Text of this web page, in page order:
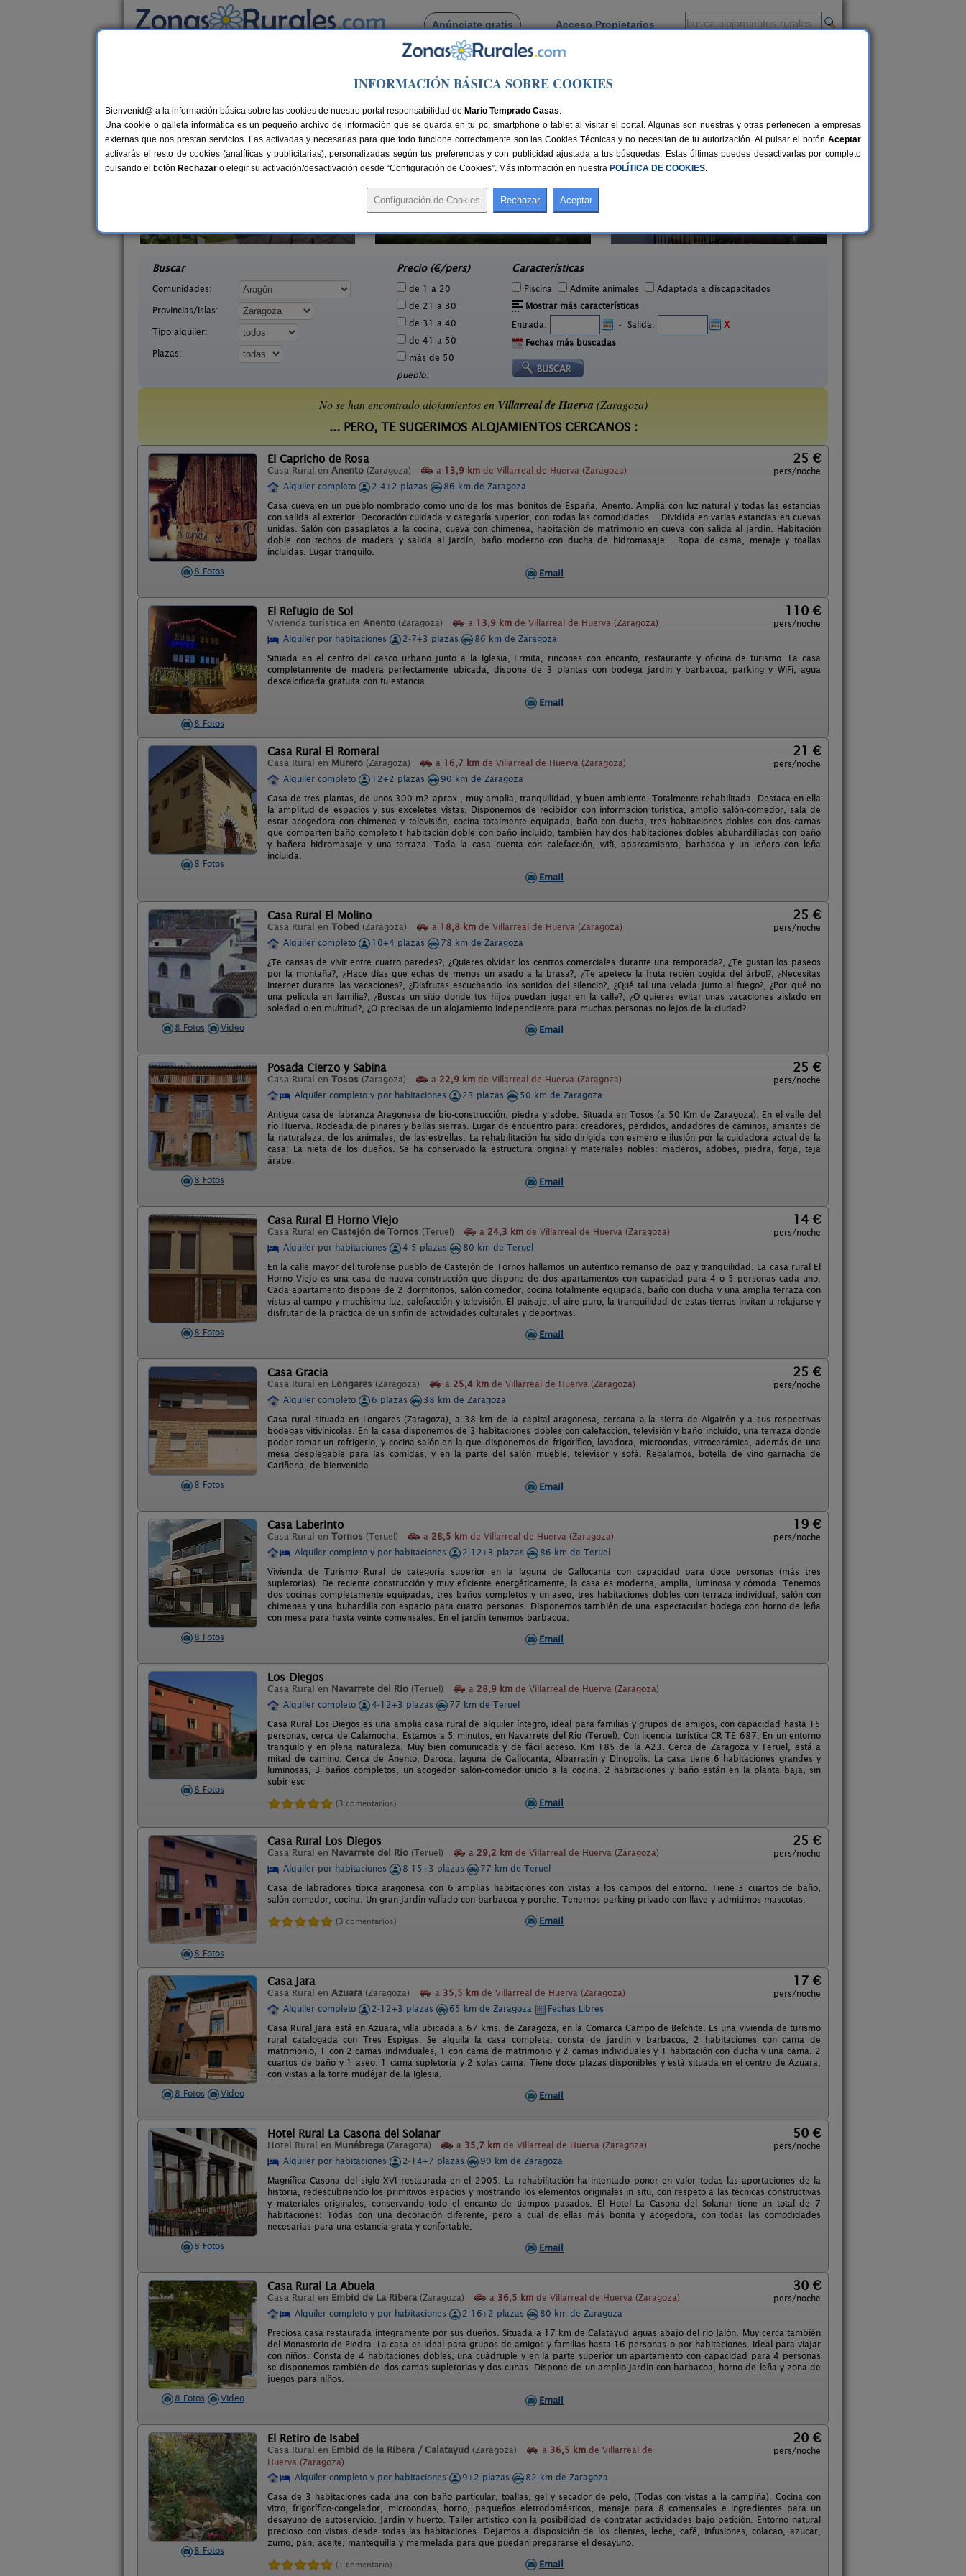
Anúnciate gratis Acceso Propietarios
Busca por pueblo
> Villarreal de Huerva
Casas Rurales cerca de Villarreal de Huerva
35 €
2-14+7 pers.
50 €
Hotel Rural La Casona del
Solanar
Buscar
Comunidades:
Provincias/Islas:
Tipo alquiler:
Plazas:
Precio (€/pers)
de 1 a 20
de 21 a 30
de 31 a 40
de 41 a 50
más de 50
pueblo:
Características
Piscina Admite animales
Adaptada a discapacitados
Mostrar más características
Entrada:
- Salida:
X
Fechas más buscadas
No se han encontrado alojamientos en Villarreal de Huerva (Zaragoza)
... PERO, TE SUGERIMOS ALOJAMIENTOS CERCANOS :
8 Fotos
El Capricho de Rosa
Casa Rural en Anento (Zaragoza) a 13,9 km de Villarreal de Huerva (Zaragoza)
25 €
pers/noche
Alquiler completo
2-4+2 plazas
86 km de Zaragoza
Casa cueva en un pueblo nombrado como uno de los más bonitos de España, Anento. Amplia con luz natural y todas las estancias
con salida al exterior. Decoración cuidada y categoría superior, con todas las comodidades... Dividida en varias estancias en cuevas
unidas. Salón con pasaplatos a la cocina, cueva con chimenea, habitación de matrimonio en cueva con salida al jardín. Habitación
doble con techos de madera y salida al jardín, baño moderno con ducha de hidromasaje... Ropa de cama, menaje y toallas
incluidas. Lugar tranquilo.
Email
8 Fotos
El Refugio de Sol
Vivienda turística en Anento (Zaragoza) a 13,9 km de Villarreal de Huerva (Zaragoza)
110 €
pers/noche
Alquiler por habitaciones
2-7+3 plazas
86 km de Zaragoza
Situada en el centro del casco urbano junto a la Iglesia, Ermita, rincones con encanto, restaurante y oficina de turismo. La casa
completamente de madera perfectamente ubicada, dispone de 3 plantas con bodega jardín y barbacoa, parking y WiFi, agua
descalcificada gratuita con tu estancia.
Email
8 Fotos
Casa Rural El Romeral
Casa Rural en Murero (Zaragoza) a 16,7 km de Villarreal de Huerva (Zaragoza)
21 €
pers/noche
Alquiler completo
12+2 plazas
90 km de Zaragoza
Casa de tres plantas, de unos 300 m2 aprox., muy amplia, tranquilidad, y buen ambiente. Totalmente rehabilitada. Destaca en ella
la amplitud de espacios y sus exceletes vistas. Disponemos de recibidor con información turística, amplio salón-comedor, sala de
estar acogedora con chimenea y televisión, cocina totalmente equipada, baño con ducha, tres habitaciones dobles con dos camas
que comparten baño completo t habitación doble con baño incluído, también hay dos habitaciones dobles abuhardilladas con baño
y bañera hidromasaje y una terraza. Toda la casa cuenta con calefacción, wifi, aparcamiento, barbacoa y un leñero con leña
incluída.
Email
8 Fotos Video
Casa Rural El Molino
Casa Rural en Tobed (Zaragoza) a 18,8 km de Villarreal de Huerva (Zaragoza)
25 €
pers/noche
Alquiler completo
10+4 plazas
78 km de Zaragoza
¿Te cansas de vivir entre cuatro paredes?, ¿Quieres olvidar los centros comerciales durante una temporada?, ¿Te gustan los paseos
por la montaña?, ¿Hace días que echas de menos un asado a la brasa?, ¿Te apetece la fruta recién cogida del árbol?, ¿Necesitas
Internet durante las vacaciones?, ¿Disfrutas escuchando los sonidos del silencio?, ¿Qué tal una velada junto al fuego?, ¿Por qué no
una película en familia?, ¿Buscas un sitio donde tus hijos puedan jugar en la calle?, ¿O quieres evitar unas vacaciones aislado en
soledad o en multitud?, ¿O precisas de un alojamiento independiente para muchas personas no lejos de la ciudad?.
Email
8 Fotos
Posada Cierzo y Sabina
Casa Rural en Tosos (Zaragoza) a 22,9 km de Villarreal de Huerva (Zaragoza)
25 €
pers/noche
Alquiler completo y por habitaciones
23 plazas
50 km de Zaragoza
Antigua casa de labranza Aragonesa de bio-construcción: piedra y adobe. Situada en Tosos (a 50 Km de Zaragoza). En el valle del
río Huerva. Rodeada de pinares y bellas sierras. Lugar de encuentro para: creadores, perdidos, andadores de caminos, amantes de
la naturaleza, de los animales, de las estrellas. La rehabilitación ha sido dirigida con esmero e ilusión por la cuidadora actual de la
casa: La nieta de los dueños. Se ha conservado la estructura original y materiales nobles: maderos, adobes, piedra, forja, teja
árabe.
Email
8 Fotos
Casa Rural El Horno Viejo
Casa Rural en Castejón de Tornos (Teruel) a 24,3 km de Villarreal de Huerva (Zaragoza)
14 €
pers/noche
Alquiler por habitaciones
4-5 plazas
80 km de Teruel
En la calle mayor del turolense pueblo de Castejón de Tornos hallamos un auténtico remanso de paz y tranquilidad. La casa rural El
Horno Viejo es una casa de nueva construcción que dispone de dos apartamentos con capacidad para 4 o 5 personas cada uno.
Cada apartamento dispone de 2 dormitorios, salón comedor, cocina totalmente equipada, baño con ducha y una amplia terraza con
vistas al campo y muchísima luz, calefacción y televisión. El paisaje, el aire puro, la tranquilidad de estas tierras invitan a relajarse y
disfrutar de la práctica de un sinfín de actividades culturales y deportivas.
Email
8 Fotos
Casa Gracia
Casa Rural en Longares (Zaragoza) a 25,4 km de Villarreal de Huerva (Zaragoza)
25 €
pers/noche
Alquiler completo
6 plazas
38 km de Zaragoza
Casa rural situada en Longares (Zaragoza), a 38 km de la capital aragonesa, cercana a la sierra de Algairén y a sus respectivas
bodegas vitivinícolas. En la casa disponemos de 3 habitaciones dobles con calefacción, televisión y baño incluido, una terraza donde
poder tomar un refrigerio, y cocina-salón en la que disponemos de frigorífico, lavadora, microondas, vitrocerámica, además de una
mesa desplegable para las comidas, y en la parte del salón mueble, televisor y sofá. Regalamos, botella de vino garnacha de
Cariñena, de bienvenida
Email
8 Fotos
Casa Laberinto
Casa Rural en Tornos (Teruel) a 28,5 km de Villarreal de Huerva (Zaragoza)
19 €
pers/noche
Alquiler completo y por habitaciones
2-12+3 plazas
86 km de Teruel
Vivienda de Turismo Rural de categoría superior en la laguna de Gallocanta con capacidad para doce personas (más tres
supletorias). De reciente construcción y muy eficiente energéticamente, la casa es moderna, amplia, luminosa y cómoda. Tenemos
dos cocinas completamente equipadas, tres baños completos y un aseo, tres habitaciones dobles con terraza individual, salón con
chimenea y una buhardilla con espacio para cuatro personas. Disponemos también de una espectacular bodega con horno de leña
con mesa para hasta veinte comensales. En el jardín tenemos barbacoa.
Email
8 Fotos
Los Diegos
Casa Rural en Navarrete del Río (Teruel) a 28,9 km de Villarreal de Huerva (Zaragoza)
Alquiler completo
4-12+3 plazas
77 km de Teruel
Casa Rural Los Diegos es una amplia casa rural de alquiler íntegro, ideal para familias y grupos de amigos, con capacidad hasta 15
personas, cerca de Calamocha. Estamos a 5 minutos, en Navarrete del Río (Teruel). Con licencia turística CR TE 687. En un entorno
tranquilo y en plena naturaleza. Muy bien comunicada y de fácil acceso. Km 185 de la A23. Cerca de Zaragoza y Teruel, está a
mitad de camino. Cerca de Anento, Daroca, laguna de Gallocanta, Albarracín y Dinopolis. La casa tiene 6 habitaciones grandes y
luminosas, 3 baños completos, un acogedor salón-comedor unido a la cocina. 2 habitaciones y baño están en la planta baja, sin
subir esc
(3 comentarios) Email
8 Fotos
Casa Rural Los Diegos
Casa Rural en Navarrete del Río (Teruel) a 29,2 km de Villarreal de Huerva (Zaragoza)
25 €
pers/noche
Alquiler por habitaciones
8-15+3 plazas
77 km de Teruel
Casa de labradores típica aragonesa con 6 amplias habitaciones con vistas a los campos del entorno. Tiene 3 cuartos de baño,
salón comedor, cocina. Un gran jardín vallado con barbacoa y porche. Tenemos parking privado con llave y admitimos mascotas.
(3 comentarios) Email
8 Fotos Video
Casa Jara
Casa Rural en Azuara (Zaragoza) a 35,5 km de Villarreal de Huerva (Zaragoza)
17 €
pers/noche
Alquiler completo
2-12+3 plazas 65 km de Zaragoza
Fechas Libres
Casa Rural Jara está en Azuara, villa ubicada a 67 kms. de Zaragoza, en la Comarca Campo de Belchite. Es una vivienda de turismo
rural catalogada con Tres Espigas. Se alquila la casa completa, consta de jardín y barbacoa, 2 habitaciones con cama de
matrimonio, 1 con 2 camas individuales, 1 con cama de matrimonio y 2 camas individuales y 1 habitación con ducha y una cama. 2
cuartos de baño y 1 aseo. 1 cama supletoria y 2 sofas cama. Tiene doce plazas disponibles y está situada en el centro de Azuara,
con vistas a la torre mudéjar de la Iglesia.
Email
8 Fotos
Hotel Rural La Casona del Solanar
Hotel Rural en Munébrega (Zaragoza) a 35,7 km de Villarreal de Huerva (Zaragoza)
50 €
pers/noche
Alquiler por habitaciones
2-14+7 plazas
90 km de Zaragoza
Magnífica Casona del siglo XVI restaurada en el 2005. La rehabilitación ha intentado poner en valor todas las aportaciones de la
historia, redescubriendo los primitivos espacios y mostrando los elementos originales in situ, con respeto a las técnicas constructivas
y materiales originales, conservando todo el encanto de tiempos pasados. El Hotel La Casona del Solanar tiene un total de 7
habitaciones: Todas con una decoración diferente, pero a cual de ellas más bonita y acogedora, con todas las comodidades
necesarias para una estancia grata y confortable.
Email
8 Fotos Video
Casa Rural La Abuela
Casa Rural en Embid de La Ribera (Zaragoza) a 36,5 km de Villarreal de Huerva (Zaragoza)
30 €
pers/noche
Alquiler completo y por habitaciones
2-16+2 plazas
80 km de Zaragoza
Preciosa casa restaurada íntegramente por sus dueños. Situada a 17 km de Calatayud aguas abajo del río Jalón. Muy cerca también
del Monasterio de Piedra. La casa es ideal para grupos de amigos y familias hasta 16 personas o por habitaciones. Ideal para viajar
con niños. Consta de 4 habitaciones dobles, una cuádruple y en la parte superior un apartamento con capacidad para 4 personas
se disponemos también de dos camas supletorias y dos cunas. Dispone de un amplio jardín con barbacoa, horno de leña y zona de
juegos para niños.
Email
8 Fotos
El Retiro de Isabel
Casa Rural en Embid de la Ribera / Calatayud (Zaragoza) a 36,5 km de Villarreal de
Huerva (Zaragoza)
20 €
pers/noche
Alquiler completo y por habitaciones 9+2 plazas
82 km de Zaragoza
Casa de 3 habitaciones cada una con baño particular, toallas, gel y secador de pelo, (Todas con vistas a la campiña). Cocina con
vitro, frigorífico-congelador, microondas, horno, pequeños eletrodomésticos, menaje para 8 comensales e ingredientes para un
desayuno de autoservicio. Jardín y huerto. Taller artístico con la posibilidad de contratar actividades bajo petición. Entorno natural
precioso con vistas desde todas las habitaciones. Dejamos a disposición de los clientes, leche, café, infusiones, colacao, azucar,
zumo, pan, aceite, mantequilla y mermelada para que puedan prepararse el desayuno.
(1 comentario) Email
INFORMACIÓN BÁSICA SOBRE COOKIES
Bienvenid@ a la información básica sobre las cookies de nuestro portal responsabilidad de Mario Temprado Casas.
Una cookie o galleta informática es un pequeño archivo de información que se guarda en tu pc, smartphone o tablet al visitar el portal. Algunas son nuestras y otras pertenecen a empresas
externas que nos prestan servicios. Las activadas y necesarias para que todo funcione correctamente son las Cookies Técnicas y no necesitan de tu autorización. Al pulsar el botón Aceptar
activarás el resto de cookies (analíticas y publicitarias), personalizadas según tus preferencias y con publicidad ajustada a tus búsquedas. Estas últimas puedes desactivarlas por completo
pulsando el botón Rechazar o elegir su activación/desactivación desde “Configuración de Cookies”. Más información en nuestra POLÍTICA DE COOKIES.